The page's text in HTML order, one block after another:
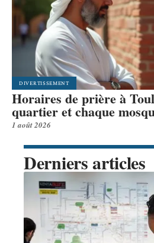
DIVERTISSEMENT
Horaires de prière à
quartier et chaque
1 août 2026
Derniers articles